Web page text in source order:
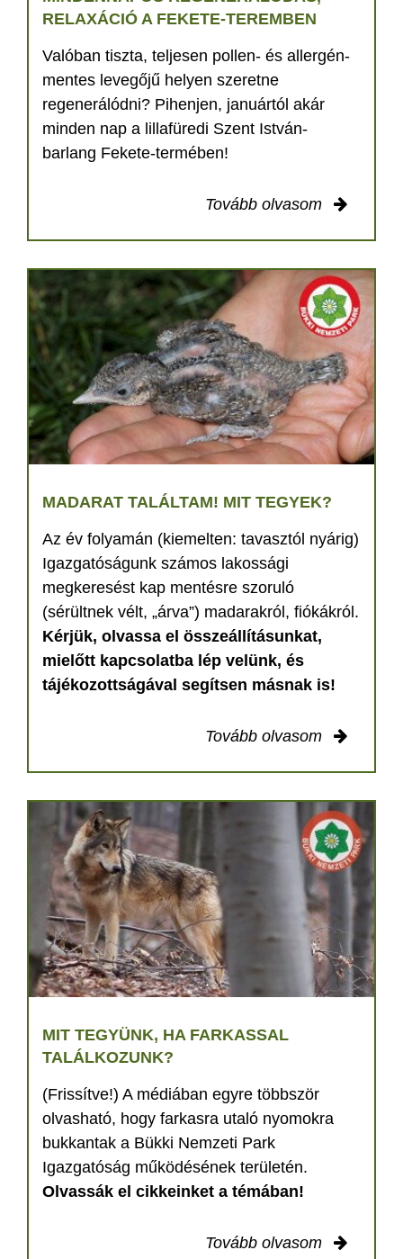
RELAXÁCIÓ A FEKETE-TEREMBEN
Valóban tiszta, teljesen pollen- és allergén-
mentes levegőjű helyen szeretne
regenerálódni? Pihenjen, januártól akár
minden nap a lillafüredi Szent István-
barlang Fekete-termében!
Tovább olvasom
MADARAT TALÁLTAM! MIT TEGYEK?
Az év folyamán (kiemelten: tavasztól nyárig)
Igazgatóságunk számos lakossági
megkeresést kap mentésre szoruló
(sérültnek vélt, „árva”) madarakról, fiókákról.
Kérjük, olvassa el összeállításunkat,
mielőtt kapcsolatba lép velünk, és
tájékozottságával segítsen másnak is!
Tovább olvasom
MIT TEGYÜNK, HA FARKASSAL
TALÁLKOZUNK?
(Frissítve!) A médiában egyre többször
olvasható, hogy farkasra utaló nyomokra
bukkantak a Bükki Nemzeti Park
Igazgatóság működésének területén.
Olvassák el cikkeinket a témában!
Tovább olvasom